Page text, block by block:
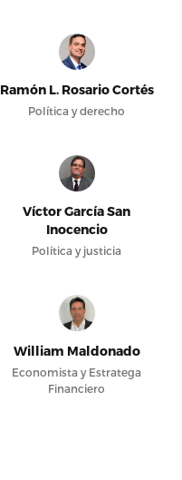
Ramón L. Rosario Cortés
Política y derecho
Víctor García San
Inocencio
Política y justicia
William Maldonado
Economista y Estratega
Financiero